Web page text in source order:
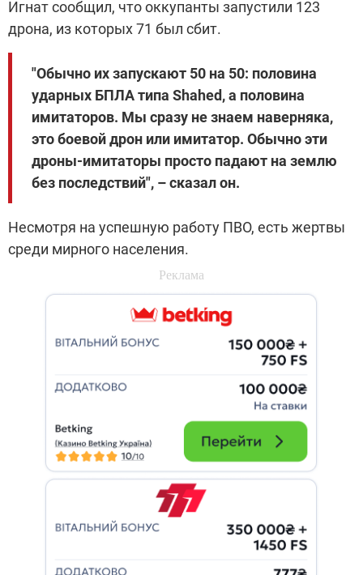
Игнат сообщил, что оккупанты запустили 123
дрона, из которых 71 был сбит.
"Обычно их запускают 50 на 50: половина
ударных БПЛА типа Shahed, а половина
имитаторов. Мы сразу не знаем наверняка,
это боевой дрон или имитатор. Обычно эти
дроны-имитаторы просто падают на землю
без последствий", – сказал он.
Несмотря на успешную работу ПВО, есть жертвы
среди мирного населения.